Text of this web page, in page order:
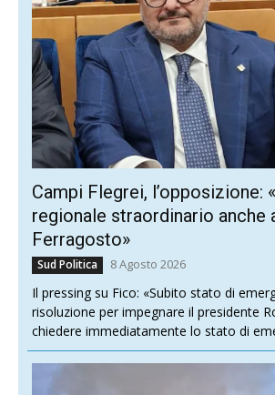
Campi Flegrei, l’opposizione:
regionale straordinario anche
Ferragosto»
Sud Politica 8 Agosto 2026
Il pressing su Fico: «Subito stato di
risoluzione per impegnare il presidente
chiedere immediatamente lo stato di